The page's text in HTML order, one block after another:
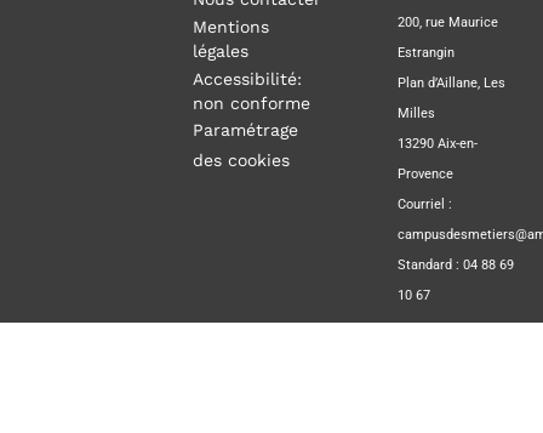
Mentions
légales
Accessibilité:
non conforme
Paramétrage
des cookies
200, rue Maurice
Estrangin
Plan d’Aillane, Les
Milles
13290 Aix-en-
Provence
Courriel :
Standard : 04 88 69
10 67